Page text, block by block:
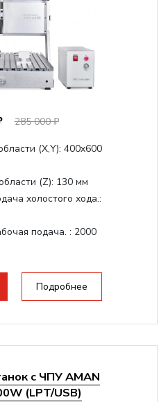
285 000 ₽
(Х,Y): 400x600
(Z): 130 мм
холостого хода.:
подача. : 2000
ER11
Подробнее
с ЧПУ AMAN
(LPT/USB)